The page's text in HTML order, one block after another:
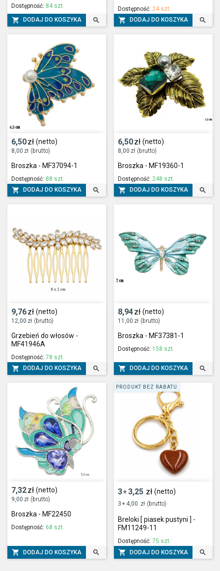
Dostępność: 84 szt.
 DODAJ DO KOSZYKA 
Dostępność: 24 szt.
 DODAJ DO KOSZYKA 
6,50zł (netto)
8,00 zł (brutto)
Broszka - MF37094-1
Dostępność: 88 szt.
 DODAJ DO KOSZYKA 
6,50zł (netto)
8,00 zł (brutto)
Broszka - MF19360-1
Dostępność: 248 szt.
 DODAJ DO KOSZYKA 
9,76zł (netto)
12,00 zł (brutto)
Grzebień do włosów -
MF41946A
Dostępność: 78 szt.
 DODAJ DO KOSZYKA 
8,94zł (netto)
11,00 zł (brutto)
Broszka - MF37381-1
Dostępność: 158 szt.
 DODAJ DO KOSZYKA 
7,32zł (netto)
9,00 zł (brutto)
Broszka - MF22450
Dostępność: 68 szt.
 DODAJ DO KOSZYKA 
3*3,25 zł (netto)
3 * 4,00 zł (brutto)
Breloki [ piasek pustyni ] -
FM11249-11
Dostępność: 75 szt.
 DODAJ DO KOSZYKA 
PRODUKT BEZ RABATU